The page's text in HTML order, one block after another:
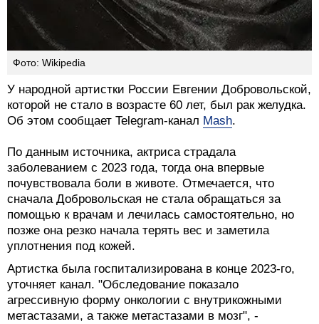
Фото: Wikipedia
У народной артистки России Евгении Добровольской,
которой не стало в возрасте 60 лет, был рак желудка.
Об этом сообщает Telegram-канал Mash.
По данным источника, актриса страдала
заболеванием с 2023 года, тогда она впервые
почувствовала боли в животе. Отмечается, что
сначала Добровольская не стала обращаться за
помощью к врачам и лечилась самостоятельно, но
позже она резко начала терять вес и заметила
уплотнения под кожей.
Артистка была госпитализирована в конце 2023-го,
уточняет канал. "Обследование показало
агрессивную форму онкологии с внутрикожными
метастазами, а также метастазами в мозг", -